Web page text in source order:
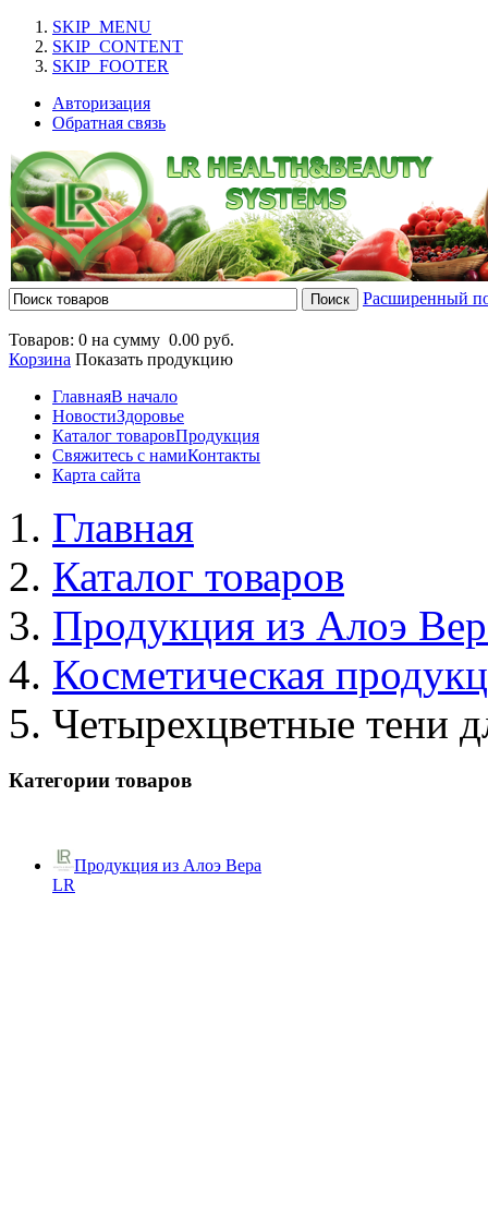
SKIP_MENU
SKIP_CONTENT
SKIP_FOOTER
Авторизация
Обратная связь
Расширенный
Товаров: 0 на сумму 0.00 руб.
Корзина Показать продукцию
ГлавнаяВ начало
НовостиЗдоровье
Каталог товаровПродукция
Свяжитесь с намиКонтакты
Карта сайта
Главная
Каталог товаров
Продукция из Алоэ
Косметическая
Четырехцветные тени
Категории товаров
Продукция из Алоэ Вера
LR